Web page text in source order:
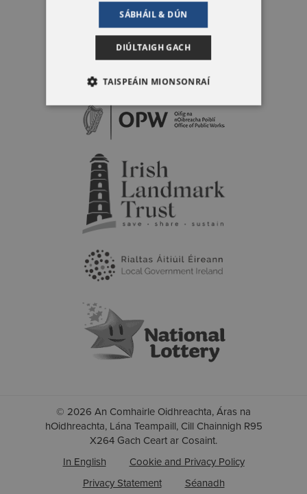
© 2026 An Comhairle Oidhreachta, Áras na
hOidhreachta, Lána Teampaill, Cill Chainnigh R95
X264 Gach Ceart ar Cosaint.
In English
Cookie and Privacy Policy
Privacy Statement
Séanadh
SÁBHÁIL & DÚN
DIÚLTAIGH GACH
TAISPEÁIN MIONSONRAÍ